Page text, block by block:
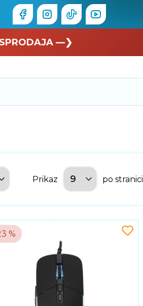
—❯ —❯
Prikaz po stranici
%